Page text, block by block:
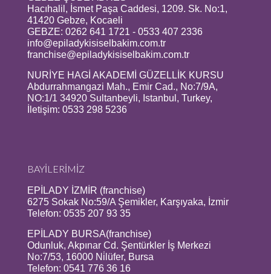
Hacıhalil, İsmet Paşa Caddesi, 1209. Sk. No:1,
41420 Gebze, Kocaeli
GEBZE: 0262 641 1721 - 0533 407 2336
info@epiladykisiselbakim.com.tr
franchise@epiladykisiselbakim.com.tr
NURİYE HAGİ AKADEMİ GÜZELLİK KURSU
Abdurrahmangazi Mah., Emir Cad., No:7/9A,
NO:1/1 34920 Sultanbeyli, Istanbul, Turkey,
İletişim: 0533 298 5236
BAYİLERİMİZ
EPİLADY İZMİR (franchise)
6275 Sokak No:59/A Şemikler, Karşıyaka, İzmir
Telefon: 0535 207 93 35
EPİLADY BURSA(franchise)
Odunluk, Akpınar Cd. Şentürkler İş Merkezi
No:7/53, 16000 Ni̇lüfer, Bursa
Telefon: 0541 776 36 16